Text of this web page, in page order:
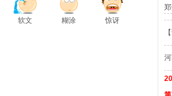
软文 糊涂 惊讶